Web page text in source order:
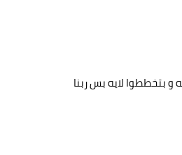
بتخططوا لايه بس ربنا